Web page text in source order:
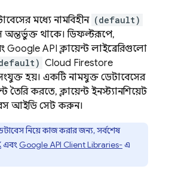
মধ্যে নামবিহীন (default)
থাকে। ডিফল্টরূপে,
Google API ক্লায়েন্ট লাইব্রেরিগুলো
Cloud Firestore
হয়। একটি নামযুক্ত ডেটাবেসের
তৈরি করতে, ক্লায়েন্ট ইনস্ট্যানশিয়েট
আইডি সেট করুন।
নিয়ে কাজ করার জন্য, সর্বশেষ
এবং Google API Client Libraries-এ